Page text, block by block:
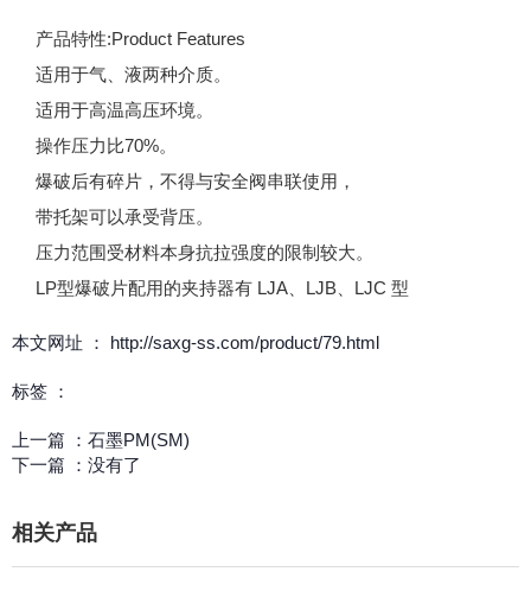
产品特性:Product Features
适用于气、液两种介质。
适用于高温高压环境。
操作压力比70%。
爆破后有碎片，不得与安全阀串联使用，
带托架可以承受背压。
压力范围受材料本身抗拉强度的限制较大。
LP型爆破片配用的夹持器有 LJA、LJB、LJC 型
本文网址 ： http://saxg-ss.com/product/79.html
标签 ：
上一篇 ： 石墨PM(SM)
下一篇 ： 没有了
相关产品